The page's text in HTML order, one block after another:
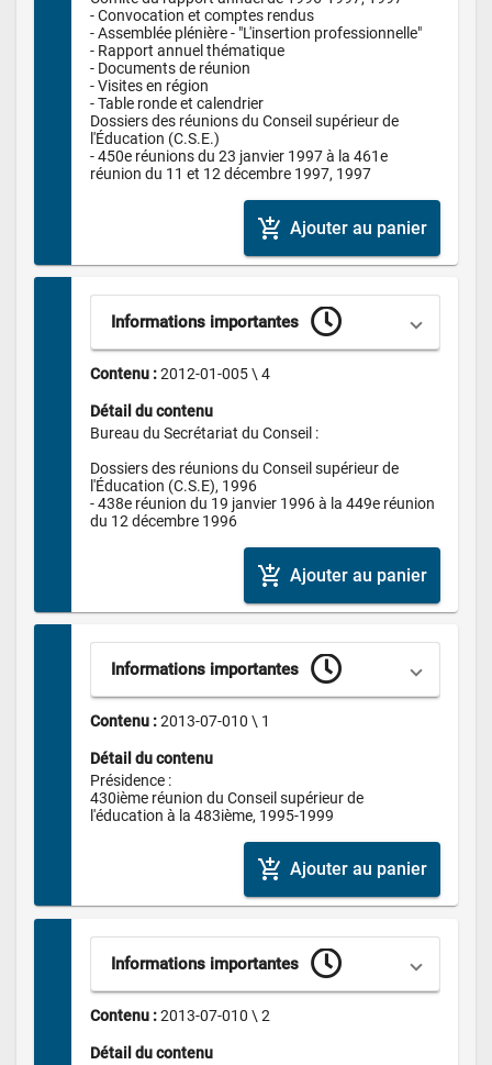
- Convocation et comptes rendus
- Assemblée plénière - "L'insertion professionnelle"
- Rapport annuel thématique
- Documents de réunion
- Visites en région
- Table ronde et calendrier
Dossiers des réunions du Conseil supérieur de
l'Éducation (C.S.E.)
- 450e réunions du 23 janvier 1997 à la 461e
réunion du 11 et 12 décembre 1997, 1997
add_shopping_cart Ajouter au panier
Informations importantes
Contenu : 2012-01-005 \ 4
Détail du contenu
Bureau du Secrétariat du Conseil :
Dossiers des réunions du Conseil supérieur de
l'Éducation (C.S.E), 1996
- 438e réunion du 19 janvier 1996 à la 449e réunion
du 12 décembre 1996
add_shopping_cart Ajouter au panier
Informations importantes
Contenu : 2013-07-010 \ 1
Détail du contenu
Présidence :
430ième réunion du Conseil supérieur de
l'éducation à la 483ième, 1995-1999
add_shopping_cart Ajouter au panier
Informations importantes
Contenu : 2013-07-010 \ 2
Détail du contenu